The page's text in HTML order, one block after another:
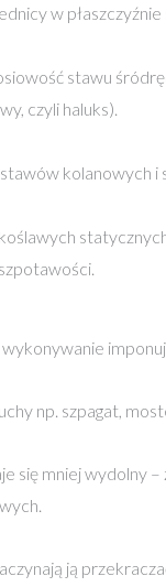
w płaszczyźnie
stawu
czyli haluks).
kolanowych i
np. szpagat,
się mniej wydolny
ją